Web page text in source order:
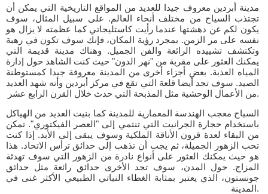
مدينة أبردين معروف جيدا للعديد من المواقع التاريخية التي يمكن أن
تجتذب السياح من مختلف أنحاء العالم. على سبيل المثال، سوف
يكون لكم عن دهشتها عندما رأيت كاستليجاتي كما عظمته لا يزال هو
نفسه على مر الزمن. بمجرد رؤية المكان، فإنك سوف تكون في رهبة
وتكتشف تشييده الرائعة والفن الجميل. وهناك مدينة قديمة التي
يمكنك العثور على مقربة من "نهر الدون" حيث كنت الشاهد حول إدارة
المياه العذبة. بعض أجزاء أخرى من المدينة معروفة جيدا كمستوطنة
الصيد. سوف تجد أيضا قلعة التي تقع في مركز أبردين وأنه شهد العديد
من الأعمال الوحشية مثل المذبحة التي حدث خلال القرن الرابع عشر.
السياح معجب الهندسة المعمارية للمدينة كما بنيت العديد من الهياكل
باستخدام حجارة الجرانيت التي تنتمي إلى "العصر الفيكتوري". تمكن
من البقاء لعدة قرون الأناقة الملكية وسوف يبقى إلى الأبد. إذا كنت
تحب الزهور الجميلة، ثم يجب أن تذهب إلى حدائق ترأس الاتحاد. هذا
هو حيث يمكنك العثور على أنواع نادرة من الزهور التي سوف تهدئة
المزاج. حول المدن، سوف تجد الأخرى حدائق رائعة مثل حدائق
جونستون، الذي يعتبر بمثابة الغطاء النباتي الطبيعي الأكثر غنى في
المدينة.